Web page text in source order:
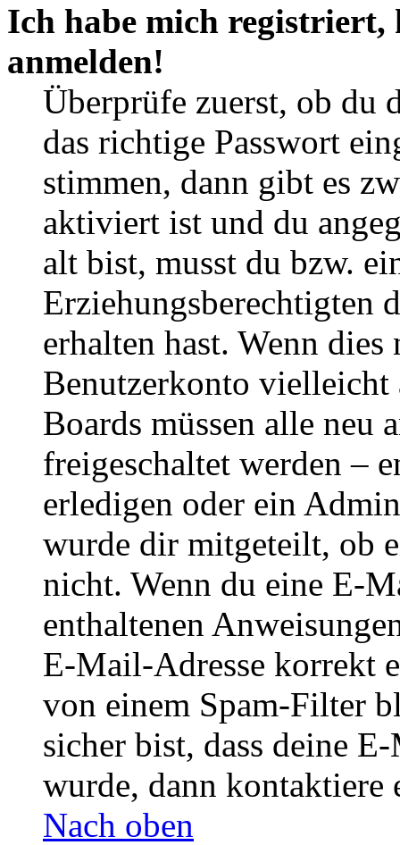
Ich habe mich
anmelden!
Überprüfe zuerst, ob du
das richtige Passwort
stimmen, dann gibt es
aktiviert ist und du
alt bist, musst du bzw.
Erziehungsberechtigten
erhalten hast. Wenn
Benutzerkonto
Boards müssen alle neu
freigeschaltet werden –
erledigen oder ein
wurde dir mitgeteilt, ob
nicht. Wenn du eine E-
enthaltenen
E-Mail-Adresse korrekt
von einem Spam-Filter
sicher bist, dass deine
wurde, dann kontaktiere
Nach oben